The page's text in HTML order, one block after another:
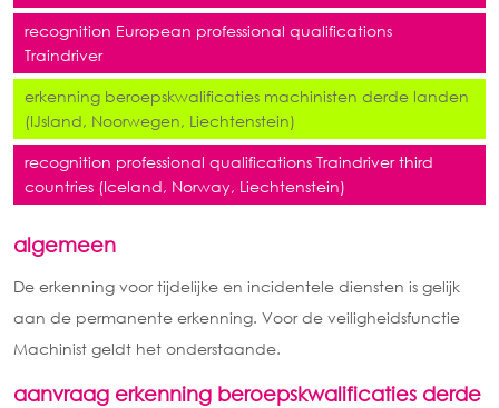
recognition European professional qualifications
Traindriver
erkenning beroepskwalificaties machinisten derde landen
(IJsland, Noorwegen, Liechtenstein)
recognition professional qualifications Traindriver third
countries (Iceland, Norway, Liechtenstein)
algemeen
De erkenning voor tijdelijke en incidentele diensten is gelijk
aan de permanente erkenning. Voor de veiligheidsfunctie
Machinist geldt het onderstaande.
aanvraag erkenning beroepskwalificaties derde